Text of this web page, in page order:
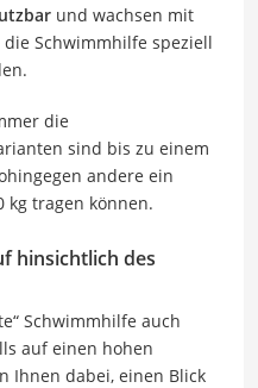
und wachsen mit
Schwimmhilfe speziell
die
sind bis zu einem
andere ein
kg tragen können.
hinsichtlich des
Schwimmhilfe auch
auf einen hohen
Ihnen dabei, einen Blick